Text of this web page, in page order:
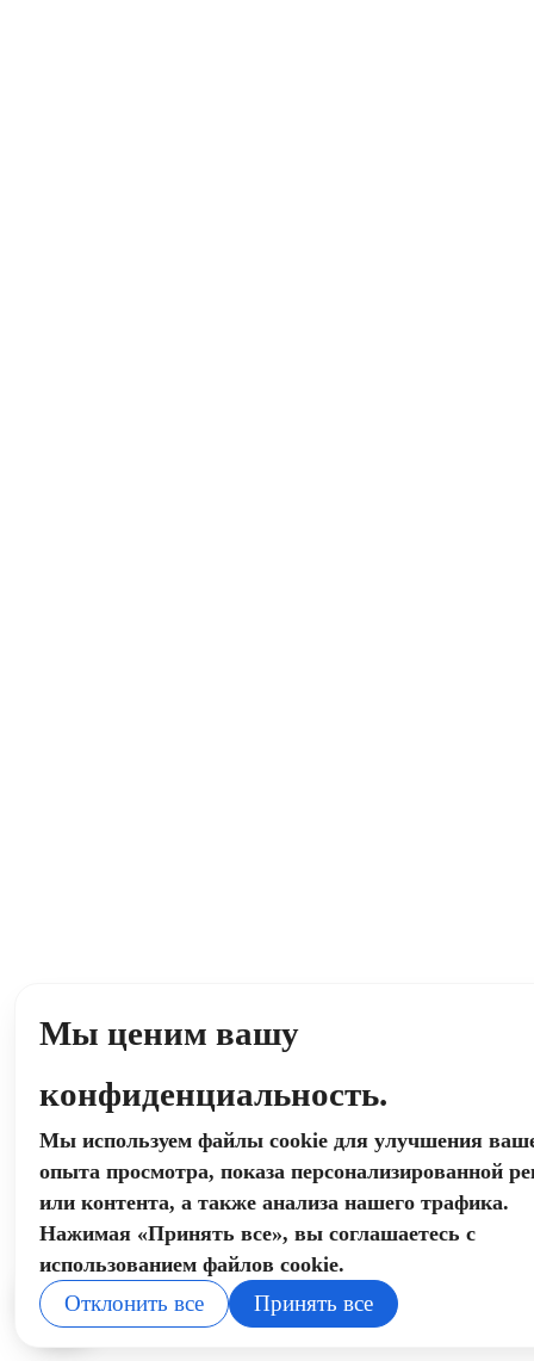
Мы ценим вашу
конфиденциальность.
Мы используем файлы cookie для улучшения
опыта просмотра, показа персонализированной
или контента, а также анализа нашего трафика.
Нажимая «Принять все», вы соглашаетесь с
использованием файлов cookie.
Отклонить все Принять все